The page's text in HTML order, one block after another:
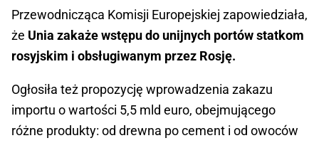
Przewodnicząca Komisji Europejskiej zapowiedziała,
że Unia zakaże wstępu do unijnych portów statkom
rosyjskim i obsługiwanym przez Rosję.
Ogłosiła też propozycję wprowadzenia zakazu
importu o wartości 5,5 mld euro, obejmującego
różne produkty: od drewna po cement i od owoców